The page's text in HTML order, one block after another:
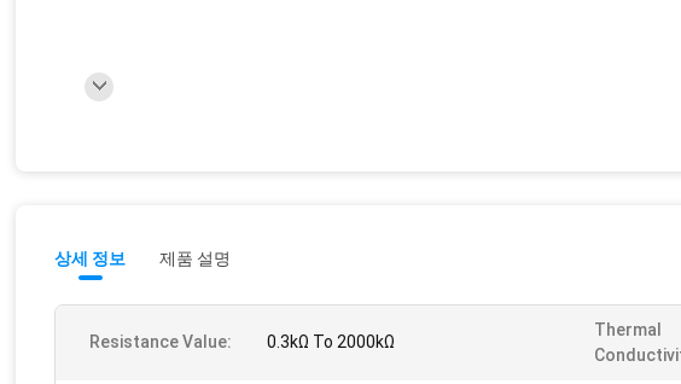
상세 정보 제품 설명
Resistance Value: 0.3kΩ To 2000kΩ
Thermal